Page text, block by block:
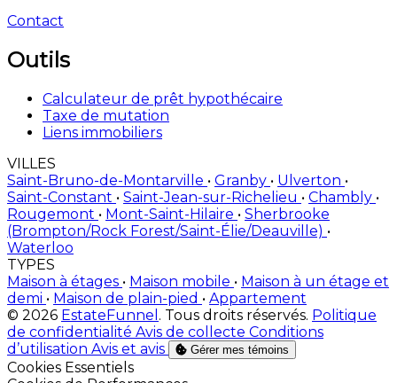
Contact
Outils
Calculateur de prêt hypothécaire
Taxe de mutation
Liens immobiliers
VILLES
Saint-Bruno-de-Montarville • Granby • Ulverton •
Saint-Constant • Saint-Jean-sur-Richelieu • Chambly •
Rougemont • Mont-Saint-Hilaire • Sherbrooke
(Brompton/Rock Forest/Saint-Élie/Deauville) •
Waterloo
TYPES
Maison à étages • Maison mobile • Maison à un étage et
demi • Maison de plain-pied • Appartement
© 2026 EstateFunnel . Tous droits réservés. Politique
de confidentialité Avis de collecte Conditions
d’utilisation Avis et avis Gérer mes témoins
Activer
Cookies Essentiels